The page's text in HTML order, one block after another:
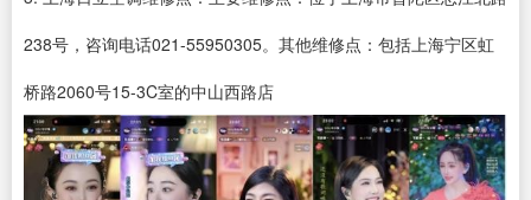
238号，咨询电话021-55950305。其他维修点：包括上海宁区虹
桥路2060号15-3C室的中山西路店